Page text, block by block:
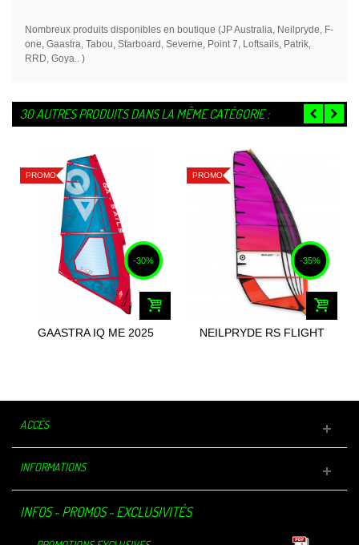
Nombreux produits disponibles en boutique (JP Australia, Neilpryde, F-
one, Gaastra, Tabou, Starboard, Severne, Point 7, Loftsails, Patrik,
RRD, Goya.. )
30 AUTRES PRODUITS DANS LA MÊME CATÉGORIE :
PROMO
-30%
GAASTRA IQ ME 2025
PROMO
-35%
NEILPRYDE RS FLIGHT
ACCÈS
INFORMATIONS
INFOS - PROMOS - EXCLUSIVITÉS